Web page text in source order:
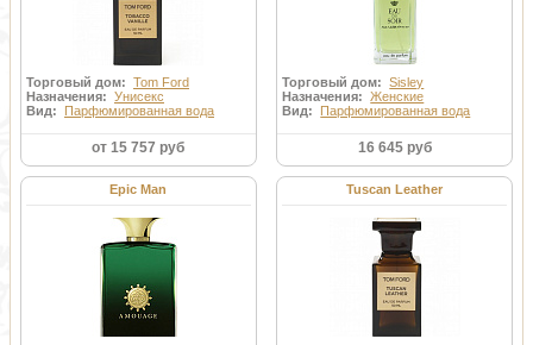
Торговый дом: Tom Ford
Назначения: Унисекс
Вид: Парфюмированная вода
от 15 757 руб
Торговый дом:Sisley
Назначения:Женские
Вид: Парфюмированная вода
16 645 руб
Epic Man Tuscan Leather